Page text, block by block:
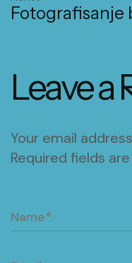
Fotografisanje
Leave a
Your email
Required fields